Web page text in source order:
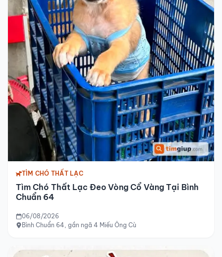
TÌM CHÓ THẤT LẠC
Tìm Chó Thất Lạc Đeo Vòng Cổ Vàng Tại Bình
Chuẩn 64
06/08/2026
Bình Chuẩn 64, gần ngã 4 Miếu Ông Cù